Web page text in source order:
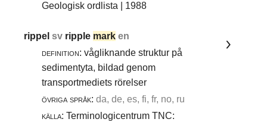
Geologisk ordlista | 1988
rippelsv ripple mark en
definition: vågliknande struktur på
sedimentyta, bildad genom
transportmediets rörelser
övriga språk: da, de, es, fi, fr, no, ru
källa: Terminologicentrum TNC: